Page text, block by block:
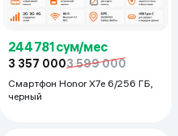
244 781 сум/мес
3 357 0003 599 000
Смартфон Honor X7e 6/256 ГБ,
черный